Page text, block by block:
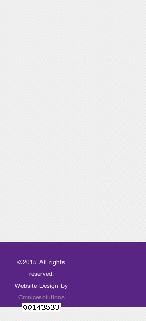
©2015 All rights
reserved.
Website Design by
Cmnicesolutions